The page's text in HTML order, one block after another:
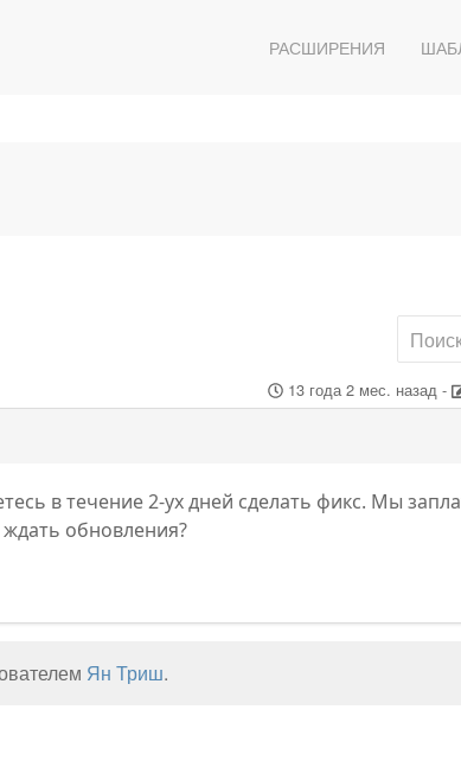
РАСШИРЕНИЯ
13 года 2 мес. назад-
в течение 2-ух дней сделать фикс. Мы
обновления?
Ян Триш.